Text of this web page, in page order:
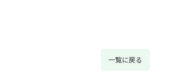
一覧に戻る